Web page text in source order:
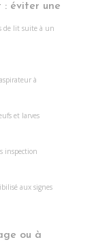
: éviter une
de lit suite à un
à
et larves
inspection
aux signes
ou à